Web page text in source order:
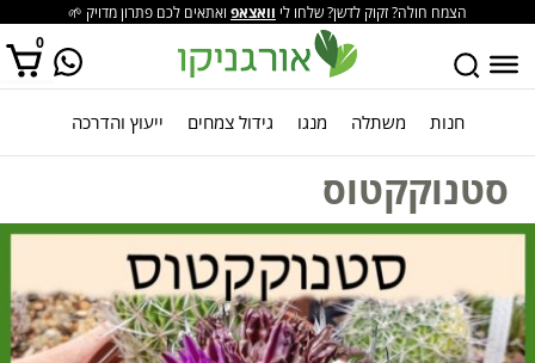
הצמח חולה? זקוק לדשן? שלחו לי וואצאפ ואתאים לכם פתרון מדויק 🌱
0
אין מוצרים בסל הקניות. חנות משתלה מנגו גידול צמחים ייעוץ והדרכה
סטנוקקטוס